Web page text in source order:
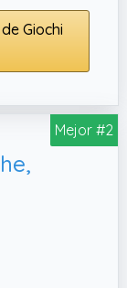
que se
de día a
cocina
y horno
Giochi
Mejor #2